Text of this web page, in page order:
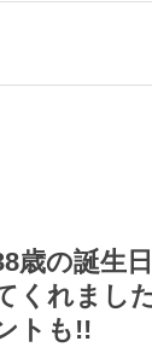
歳の誕生
くれまし
トも!!